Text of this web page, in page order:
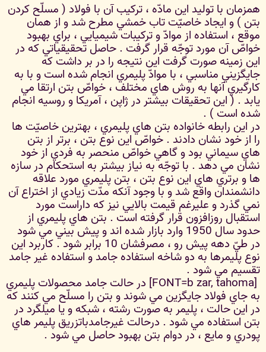
همزمان با توليد اين مادّه ، تركيب آن با فولاد ( مسلّح كردن
بتن )‌ و ايجاد خاصيّت تاب خمشي مطرح شد و از همان
موقع ، استفاده از موادّ و تركيبات شيميايي ، براي بهبود
خواصّ آن مورد توجّه قرار گرفت . حاصل تحقيقياتي كه در
اين زمينه صورت گرفت اين نتيجه را در بر داشت كه
جايگزيني مناسبي ، با موادّ پليمري انجام شده است و با به
كارگيري آنها به روش هاي مختلف ، خواصّ بتن ارتقا مي
يابد . ( اين تحقيقات بيشتر در ژاپن ، آمريكا و روسيه انجام
شده است ) .
در اين رابطه خانواده بتن هاي پليمري ، بهترين خاصيّت ها
را از خود نشان دادند . خواصّ اين نوع بتن ، برتر از بتن
هاي سيماني بود و گاهي خواصّ منحصر به فردي از خود
نشان مي دهد . با توجّه به ‌نياز بيشتر به استحكام در سازه
ها و برتري هاي اين نوع بتن ، بتن پليمري مورد علاقه
دانشمندان واقع شد و با وجود آنكه مدّت زيادي از اختراع آن
نمي گذرد و عليرغم قيمت بالايي نيز كه داراست مورد
استقبال روزافزون قرار گرفته است . بتن هاي پليمري از
حدود سال 1950 وارد بازار شده اند و پيش بيني مي شود
در طيّ دهه پيش رو ، مصرفشان 10 برابر شود . كاربرد اين
نوع پليمرها به دو شاخه استفاده جامد و استفاده غير جامد
تقسيم مي شود .
[FONT=b zar, tahoma] در حالت جامد محصولات پليمري
به جاي فولاد جايگزين مي شوند و بتن را مسلّح مي كنند كه
در اين حالت ، پليمر به صورت رشته ، شبكه و يا ميلگرد در
بتن استفاده مي شود . درحالت غيرجامدباتزريق پليمر هاي
پودري و مايع ، در دوام بتن بهبود حاصل مي شود .